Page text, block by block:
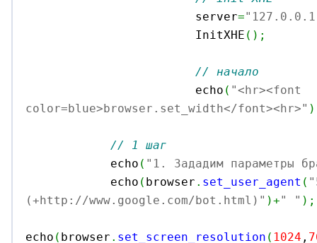
			server
=
			InitXHE
( ) ;
// начало
			echo
( "<hr><font
color=blue>browser.set_width</font><hr>" )
// 1 шаг
            echo
( "1. Зададим параметры
            echo
( browser . set_user_agent (
(+http://www.google.com/bot.html)" )+" " ) ;
echo ( browser . set_screen_resolution ( 1024 ,